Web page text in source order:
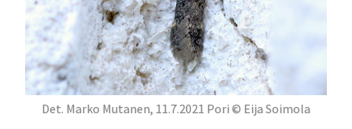
Det. Marko Mutanen, 11.7.2021 Pori © Eija Soimola